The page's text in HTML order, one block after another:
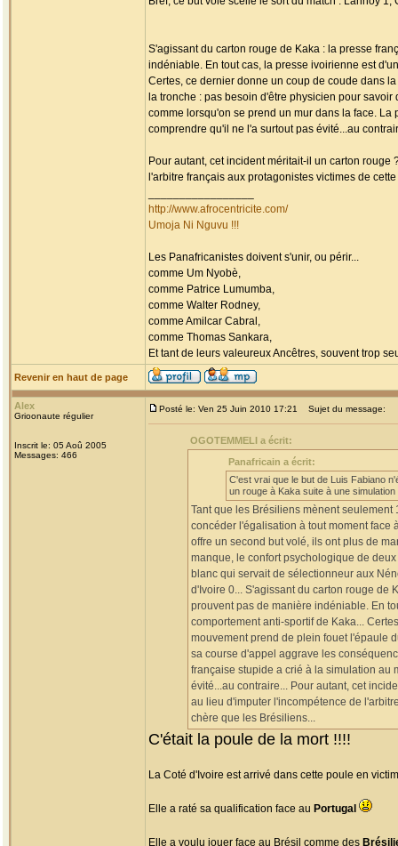
S'agissant du carton rouge de Kaka : la presse
indéniable. En tout cas, la presse ivoirienne est
Certes, ce dernier donne un coup de coude dans
la tronche : pas besoin d'être physicien pour
comme lorsqu'on se prend un mur dans la face.
comprendre qu'il ne l'a surtout pas évité...au
Pour autant, cet incident méritait-il un carton
l'arbitre français aux protagonistes victimes de
http://www.afrocentricite.com/
Umoja Ni Nguvu !!!
Les Panafricanistes doivent s'unir, ou périr...
comme Um Nyobè,
comme Patrice Lumumba,
comme Walter Rodney,
comme Amilcar Cabral,
comme Thomas Sankara,
Et tant de leurs valeureux Ancêtres, souvent trop
Revenir en haut de page
Alex
Grioonaute régulier
Inscrit le: 05 Aoû 2005
Messages: 466
Posté le: Ven 25 Juin 2010 17:21 Sujet du message:
OGOTEMMELI a écrit:
Panafricain a écrit:
C'est vrai que le but de Luis Fabiano
un rouge à Kaka suite à une simulation
Tant que les Brésiliens mènent
concéder l'égalisation à tout moment face
offre un second but volé, ils ont plus de
manque, le confort psychologique de
blanc qui servait de sélectionneur aux
d'Ivoire 0... S'agissant du carton rouge de
prouvent pas de manière indéniable. En
comportement anti-sportif de Kaka...
mouvement prend de plein fouet l'épaule
sa course d'appel aggrave les
française stupide a crié à la simulation au
évité...au contraire... Pour autant, cet
au lieu d'imputer l'incompétence de
chère que les Brésiliens...
C'était la poule de la mort !!!!
La Coté d'Ivoire est arrivé dans cette poule en
Elle a raté sa qualification face au Portugal
Elle a voulu jouer face au Brésil comme des